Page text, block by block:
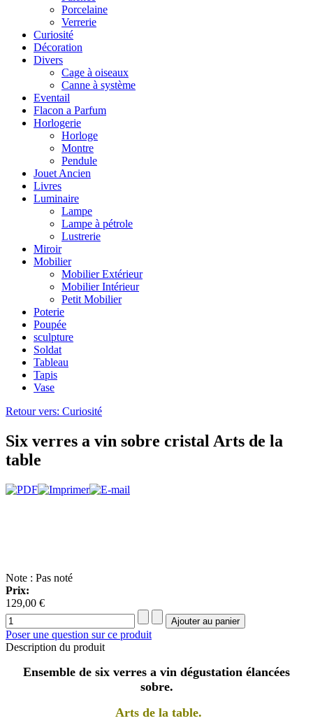
Porcelaine
Verrerie
Curiosité
Décoration
Divers
Cage à oiseaux
Canne à système
Eventail
Flacon a Parfum
Horlogerie
Horloge
Montre
Pendule
Jouet Ancien
Livres
Luminaire
Lampe
Lampe à pétrole
Lustrerie
Miroir
Mobilier
Mobilier Extérieur
Mobilier Intérieur
Petit Mobilier
Poterie
Poupée
sculpture
Soldat
Tableau
Tapis
Vase
Retour vers: Curiosité
Six verres a vin sobre cristal Arts de la
table
Note : Pas noté
Prix:
129,00 €
Poser une question sur ce produit
Description du produit
Ensemble de six verres a vin dégustation élancées
sobre.
Arts de la table.